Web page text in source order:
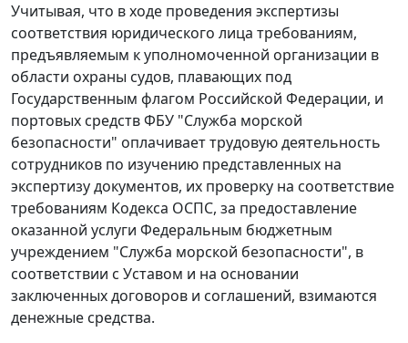
Учитывая, что в ходе проведения экспертизы
соответствия юридического лица требованиям,
предъявляемым к уполномоченной организации в
области охраны судов, плавающих под
Государственным флагом Российской Федерации, и
портовых средств ФБУ "Служба морской
безопасности" оплачивает трудовую деятельность
сотрудников по изучению представленных на
экспертизу документов, их проверку на соответствие
требованиям Кодекса ОСПС, за предоставление
оказанной услуги Федеральным бюджетным
учреждением "Служба морской безопасности", в
соответствии с Уставом и на основании
заключенных договоров и соглашений, взимаются
денежные средства.